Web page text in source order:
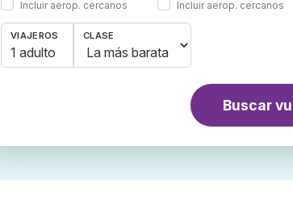
Incluir aerop. cercanos Incluir aerop. cercanos
VIAJEROS
1 adulto
CLASE
Buscar